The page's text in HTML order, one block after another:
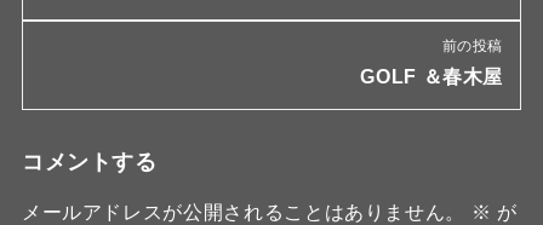
前の投稿
GOLF ＆春木屋
コメントする
メールアドレスが公開されることはありません。 ※ が